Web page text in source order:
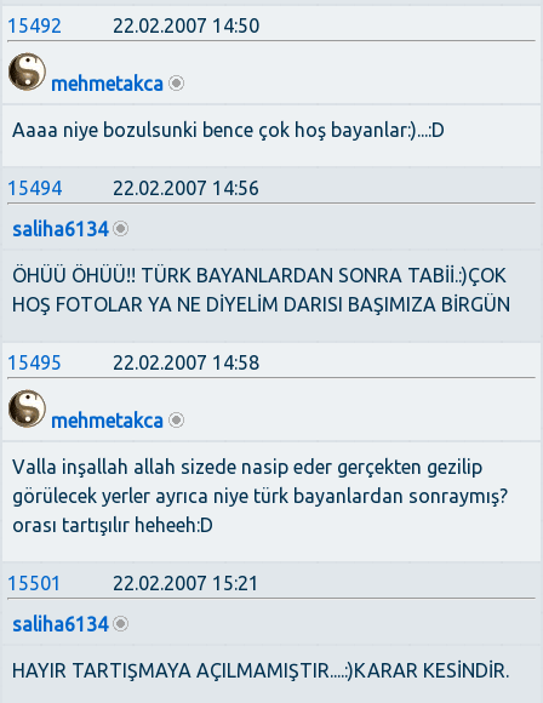
15492 22.02.2007 14:50
mehmetakca
Aaaa niye bozulsunki bence çok hoş bayanlar:)...:D
15494
22.02.2007 14:56
saliha6134
ÖHÜÜ ÖHÜÜ!! TÜRK BAYANLARDAN SONRA TABİİ.:)ÇOK
HOŞ FOTOLAR YA NE DİYELİM DARISI BAŞIMIZA BİRGÜN
15495 22.02.2007 14:58
mehmetakca
Valla inşallah allah sizede nasip eder gerçekten gezilip
görülecek yerler ayrıca niye türk bayanlardan sonraymış?
orası tartışılır heheeh:D
15501
22.02.2007 15:21
saliha6134
HAYIR TARTIŞMAYA AÇILMAMIŞTIR....:)KARAR KESİNDİR.